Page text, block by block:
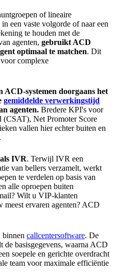
of lineaire
een vaste volgorde of naar een
te houden met de
agenten, gebruikt ACD
optimaal te matchen. Dit
complexe
ACD-systemen doorgaans het
gemiddelde verwerkingstijd
agenten. Bredere KPI's voor
(CSAT), Net Promoter Score
vallen hier echter buiten en
IVR. Terwijl IVR een
van bellers verzamelt, werkt
te verdelen op basis van
alle oproepen buiten
Wilt u VIP-klanten
meest ervaren agenten? ACD
binnen callcentersoftware. De
de basisgegevens, waarna ACD
soepele en gerichte overdracht
team voor maximale efficiëntie